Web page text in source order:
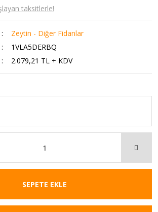
taksitlerle!
Zeytin - Diğer Fidanlar
1VLA5DERBQ
2.079,21 TL + KDV
SEPETE EKLE